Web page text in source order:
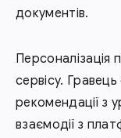
документів.
Персоналізація
сервісу.
рекомендації з
взаємодії з